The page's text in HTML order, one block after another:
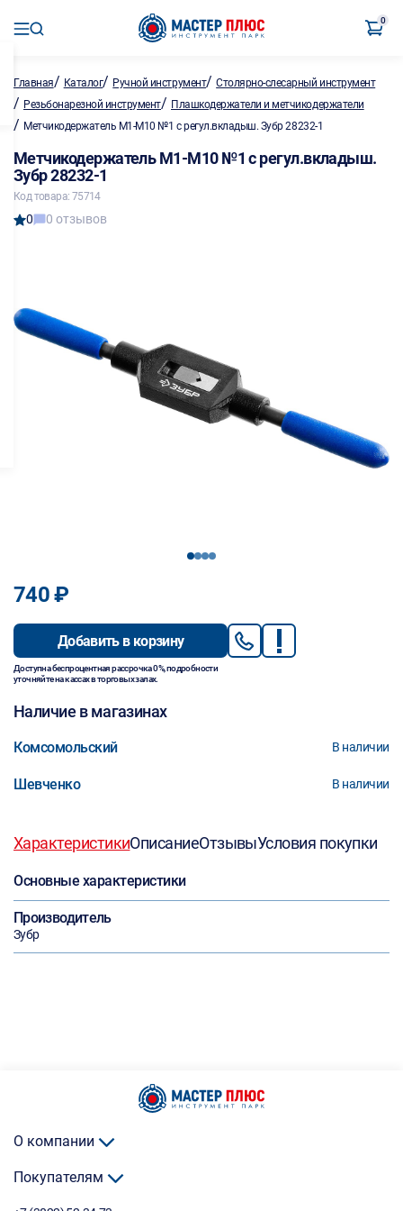
0
Главная/ Каталог/ Ручной инструмент/Столярно-слесарный инструмент
/ Резьбонарезной инструмент/ Плашкодержатели и метчикодержатели
/ Метчикодержатель М1-М10 №1 с регул.вкладыш. Зубр 28232-1
Метчикодержатель М1-М10 №1 с регул.вкладыш.
Зубр 28232-1
Код товара: 75714
0 0 отзывов
1234
740 ₽
Добавить в корзину
Доступна беспроцентная рассрочка 0%, подробности
уточняйте на кассах в торговых залах.
Наличие в магазинах
Комсомольский В наличии
Шевченко В наличии
ХарактеристикиОписаниеОтзывыУсловия покупки
Основные характеристики
Производитель
Зубр
О компании
Покупателям